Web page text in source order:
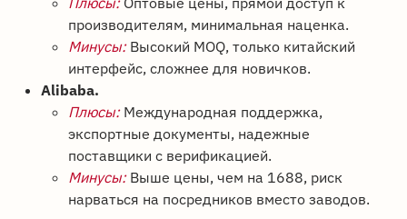
производителям, минимальная наценка.
Минусы:Высокий MOQ, только китайский
интерфейс, сложнее для новичков.
Alibaba.
Плюсы:Международная поддержка,
экспортные документы, надежные
поставщики с верификацией.
Минусы:Выше цены, чем на 1688, риск
нарваться на посредников вместо заводов.